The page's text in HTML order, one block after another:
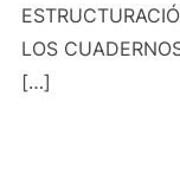
LOS
[…]